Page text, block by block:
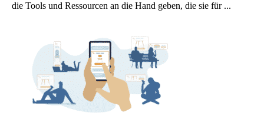
die Tools und Ressourcen an die Hand geben, die sie für ...